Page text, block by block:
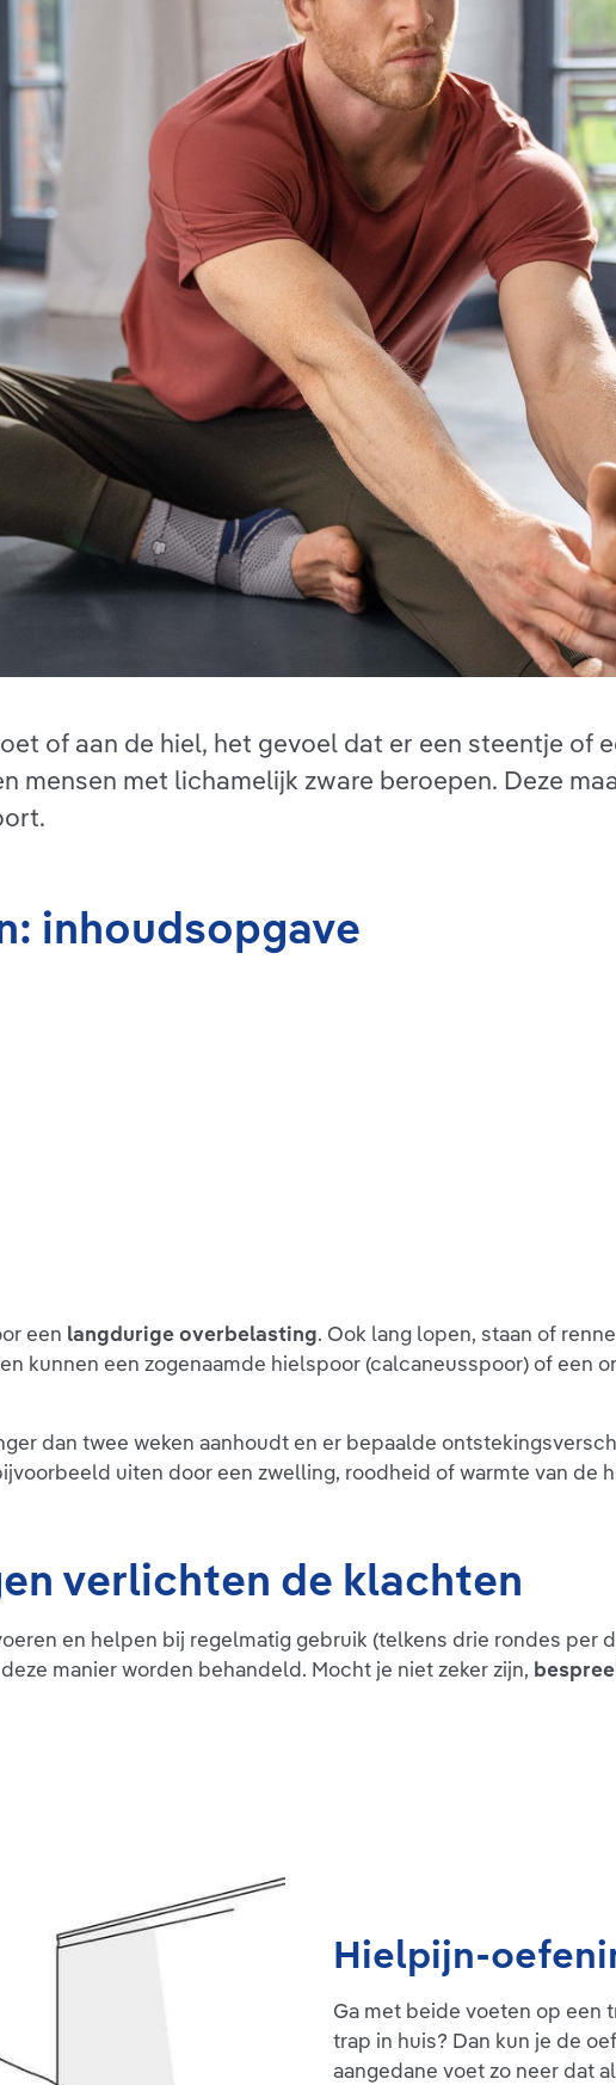
of aan de hiel, het gevoel dat er een steentje of
mensen met lichamelijk zware beroepen. Deze
inhoudsopgave
een langdurige overbelasting. Ook lang lopen, staan of
kunnen een zogenaamde hielspoor (calcaneusspoor) of een
dan twee weken aanhoudt en er bepaalde
uiten door een zwelling, roodheid of warmte van de
verlichten de klachten
en helpen bij regelmatig gebruik (telkens drie rondes per
manier worden behandeld. Mocht je niet zeker zijn,
Hielpijn-
Ga met beide voeten op een
trap in huis? Dan kun je de
aangedane voet zo neer dat